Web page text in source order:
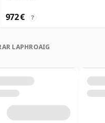
972 € ?
LAPHROAIG